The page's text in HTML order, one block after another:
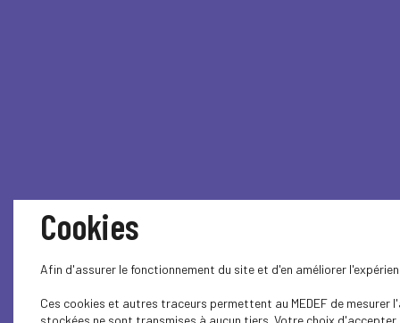
Cookies
Afin d'assurer le fonctionnement du site et d'en améliorer
Ces cookies et autres traceurs permettent au MEDEF de
stockées ne sont transmises à aucun tiers. Votre choix